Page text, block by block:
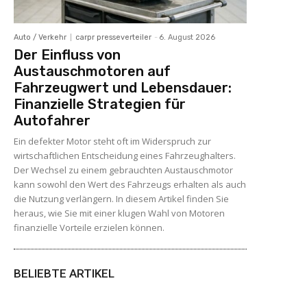
Auto / Verkehr carpr presseverteiler - 6. August 2026
Der Einfluss von
Austauschmotoren auf
Fahrzeugwert und Lebensdauer:
Finanzielle Strategien für
Autofahrer
Ein defekter Motor steht oft im Widerspruch zur
wirtschaftlichen Entscheidung eines Fahrzeughalters.
Der Wechsel zu einem gebrauchten Austauschmotor
kann sowohl den Wert des Fahrzeugs erhalten als auch
die Nutzung verlängern. In diesem Artikel finden Sie
heraus, wie Sie mit einer klugen Wahl von Motoren
finanzielle Vorteile erzielen können.
BELIEBTE ARTIKEL